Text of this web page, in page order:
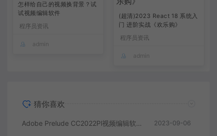
怎样给自己的视频换背景？试
试视频编辑软件
程序员资讯
admin
(超清)2023 React 18 系统入
门 进阶实战《欢乐购》
程序员资讯
admin
猜你喜欢
Adobe Prelude CC2022Pl视频编辑软件中文直装版 2023-09-06